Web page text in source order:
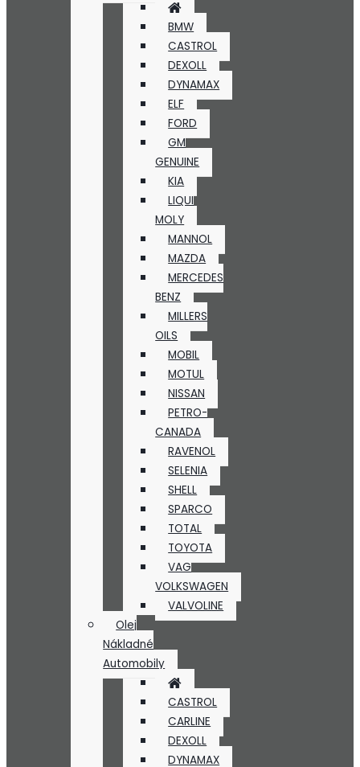
BMW
CASTROL
DEXOLL
DYNAMAX
ELF
FORD
GM
GENUINE
KIA
LIQUI
MOLY
MANNOL
MAZDA
MERCEDES
BENZ
MILLERS
OILS
MOBIL
MOTUL
NISSAN
PETRO-
CANADA
RAVENOL
SELENIA
SHELL
SPARCO
TOTAL
TOYOTA
VAG
VOLKSWAGEN
VALVOLINE
Olej
Nákladné
Automobily
CASTROL
CARLINE
DEXOLL
DYNAMAX